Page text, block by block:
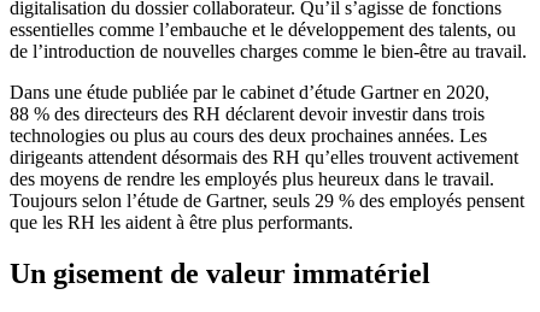
digitalisation du dossier collaborateur. Qu’il s’agisse de fonctions
essentielles comme l’embauche et le développement des talents, ou
de l’introduction de nouvelles charges comme le bien-être au travail.
Dans une étude publiée par le cabinet d’étude Gartner en 2020,
88 % des directeurs des RH déclarent devoir investir dans trois
technologies ou plus au cours des deux prochaines années. Les
dirigeants attendent désormais des RH qu’elles trouvent activement
des moyens de rendre les employés plus heureux dans le travail.
Toujours selon l’étude de Gartner, seuls 29 % des employés pensent
que les RH les aident à être plus performants.
Un gisement de valeur immatériel